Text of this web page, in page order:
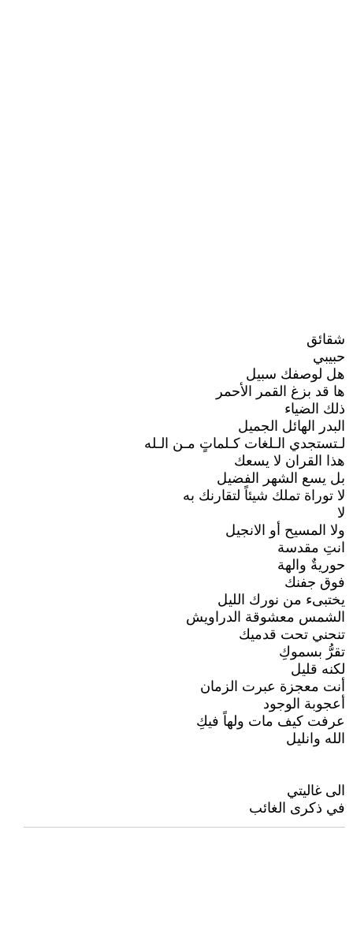
شقائق
حبيبي
هل لوصفك سبيل
ها قد بزغ القمر الأحمر
ذلك الضياء
البدر الهائل الجميل
لـتستجدي الـلغات كـلماتٍ مـن الـله
هذا القران لا يسعك
بل يسع الشهر الفضيل
لا توراة تملك شيئاً لتقارنك به
لا
ولا المسيح أو الانجيل
انتِ مقدسة
حوريةٌ والهة
فوق جفنك
يختبىء من نورك الليل
الشمس معشوقة الدراويش
تنحني تحت قدميك
تقرُّ بسموكِ
لكنه قليل
أنت معجزة عبرت الزمان
أعجوبة الوجود
عرفت كيف مات ولهاً فيكِ
الله وانليل
الى غاليتي
في ذكرى الغائب